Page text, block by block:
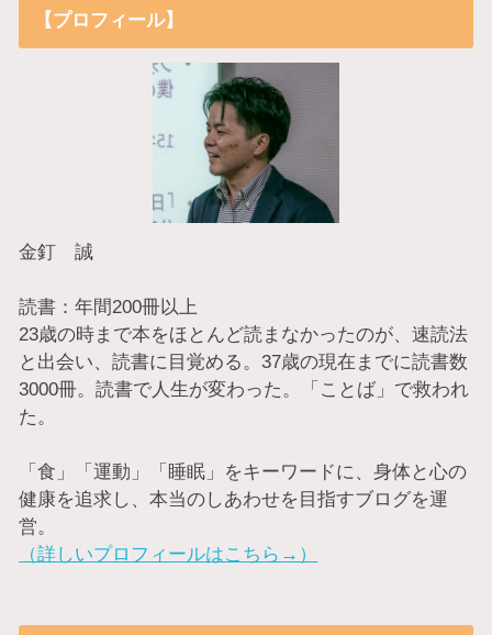
【プロフィール】
金釘 誠
読書：年間200冊以上
23歳の時まで本をほとんど読まなかったのが、速読法
と出会い、読書に目覚める。37歳の現在までに読書数
3000冊。読書で人生が変わった。「ことば」で救われ
た。
「食」「運動」「睡眠」をキーワードに、身体と心の
健康を追求し、本当のしあわせを目指すブログを運
営。
（詳しいプロフィールはこちら→）